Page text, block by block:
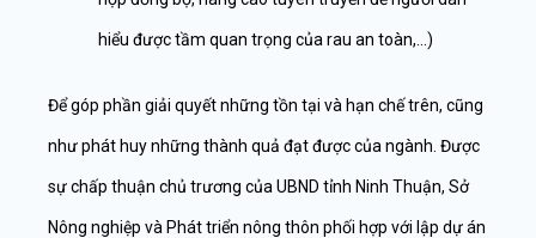
hiểu được tầm quan trọng của rau an toàn,…)
Để góp phần giải quyết những tồn tại và hạn chế trên, cũng
như phát huy những thành quả đạt được của ngành. Được
sự chấp thuận chủ trương của UBND tỉnh Ninh Thuận, Sở
Nông nghiệp và Phát triển nông thôn phối hợp với lập dự án